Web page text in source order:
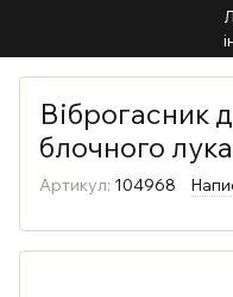
Віброгасник
блочного
Артикул: 104968